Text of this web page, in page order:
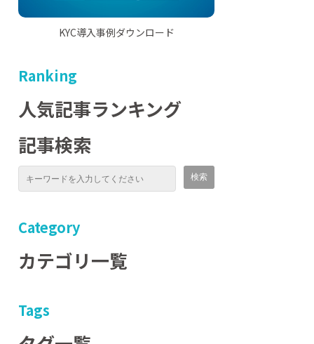
KYC導入事例ダウンロード
Ranking
人気記事ランキング
記事検索
Category
カテゴリ一覧
Tags